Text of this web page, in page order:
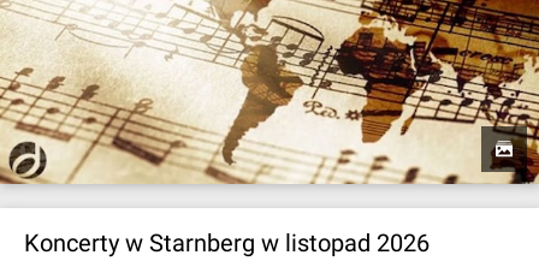
Koncerty w Starnberg w listopad 2026